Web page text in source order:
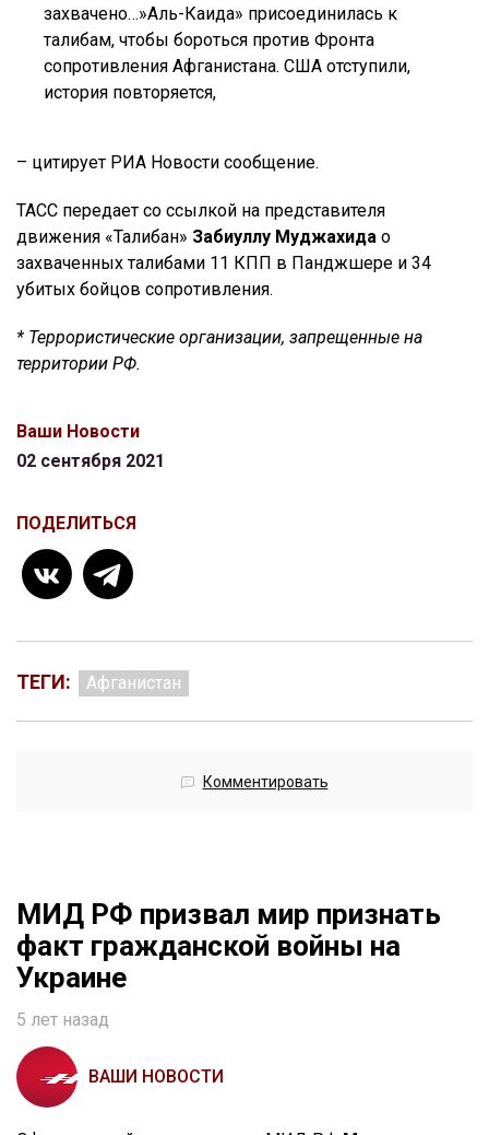
захвачено…»Аль-Каида» присоединилась к
талибам, чтобы бороться против Фронта
сопротивления Афганистана. США отступили,
история повторяется,
– цитирует РИА Новости сообщение.
ТАСС передает со ссылкой на представителя
движения «Талибан» Забиуллу Муджахида о
захваченных талибами 11 КПП в Панджшере и 34
убитых бойцов сопротивления.
* Террористические организации, запрещенные на
территории РФ.
Ваши Новости
02 сентября 2021
ПОДЕЛИТЬСЯ
ТЕГИ: Афганистан
Комментировать
МИД РФ призвал мир признать
факт гражданской войны на
Украине
5 лет назад
ВАШИ НОВОСТИ